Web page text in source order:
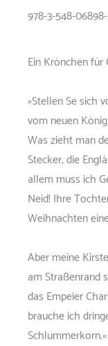
978-3-548-
Ein Krönchen
»Stellen Se sich
vom neuen
Was zieht man
Stecker, die
allem muss ich
Neid! Ihre
Weihnachten
Aber meine
am Straßenrand
das Empeier
brauche ich
Schlummerkorn.«